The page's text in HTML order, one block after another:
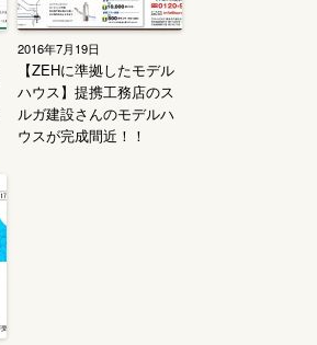
2016年7月19日
【ZEHに準拠したモデル
ハウス】提携工務店のス
ルガ建設さんのモデルハ
ウスが完成間近！！